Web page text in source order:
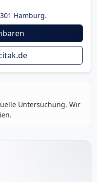
Hamburg.
Untersuchung. Wir